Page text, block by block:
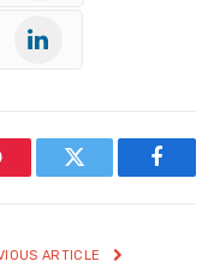
Facebook
Twitter